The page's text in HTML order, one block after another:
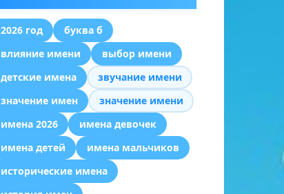
2026 год
буква б
влияние имени
выбор имени
детские имена
звучание имени
значение имен
значение имени
имена 2026
имена девочек
имена детей
имена мальчиков
исторические имена